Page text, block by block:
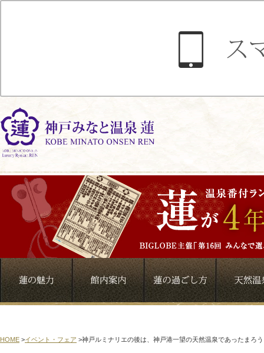
HOME >イベント・フェア >神戸ルミナリエの後は、神戸港一望の天然温泉であったまろ